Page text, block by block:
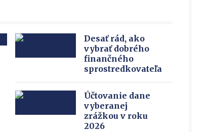
Desať rád, ako
vybrať dobrého
finančného
sprostredkovateľa
Účtovanie dane
vyberanej
zrážkou v roku
2026